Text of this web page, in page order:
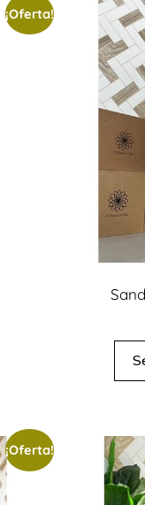
¡Oferta!
¡Oferta!